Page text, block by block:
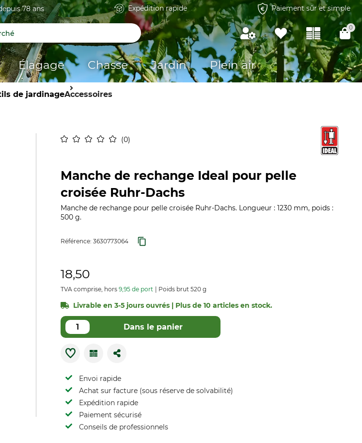
78 ans Expédition rapide Paiement sûr et simple
0
Élagage Chasse Jardin Plein air
de jardinageAccessoires
0
Manche de rechange Ideal pour pelle
croisée Ruhr-Dachs
Manche de rechange pour pelle croisée Ruhr-Dachs. Longueur : 1230 mm, poids :
500 g.
Référence: 3630773064
18,50
TVA comprise, hors 9,95 de port Poids brut 520 g
Livrable en 3-5 jours ouvrés | Plus de 10 articles en stock.
Dans le panier
Envoi rapide
Achat sur facture (sous réserve de solvabilité)
Expédition rapide
Paiement sécurisé
Conseils de professionnels